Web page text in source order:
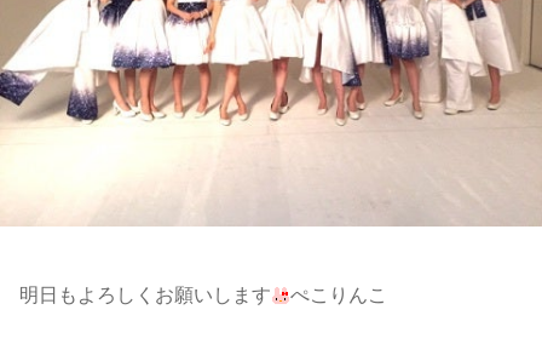
明日もよろしくお願いします ぺこりんこ